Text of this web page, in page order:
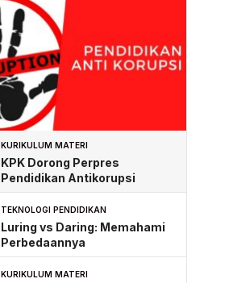
KURIKULUM MATERI
KPK Dorong Perpres
Pendidikan Antikorupsi
TEKNOLOGI PENDIDIKAN
Luring vs Daring: Memahami
Perbedaannya
KURIKULUM MATERI